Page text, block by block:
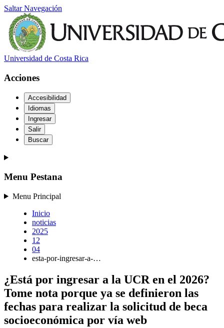
Saltar Navegación
Universidad de Costa Rica
Acciones
Accesibilidad
Idiomas
Ingresar
Salir
Buscar
Menu Pestana
Menu Principal
Inicio
noticias
2025
12
04
esta-por-ingresar-a-…
¿Está por ingresar a la UCR en el 2026?
Tome nota porque ya se definieron las
fechas para realizar la solicitud de beca
socioeconómica por vía web